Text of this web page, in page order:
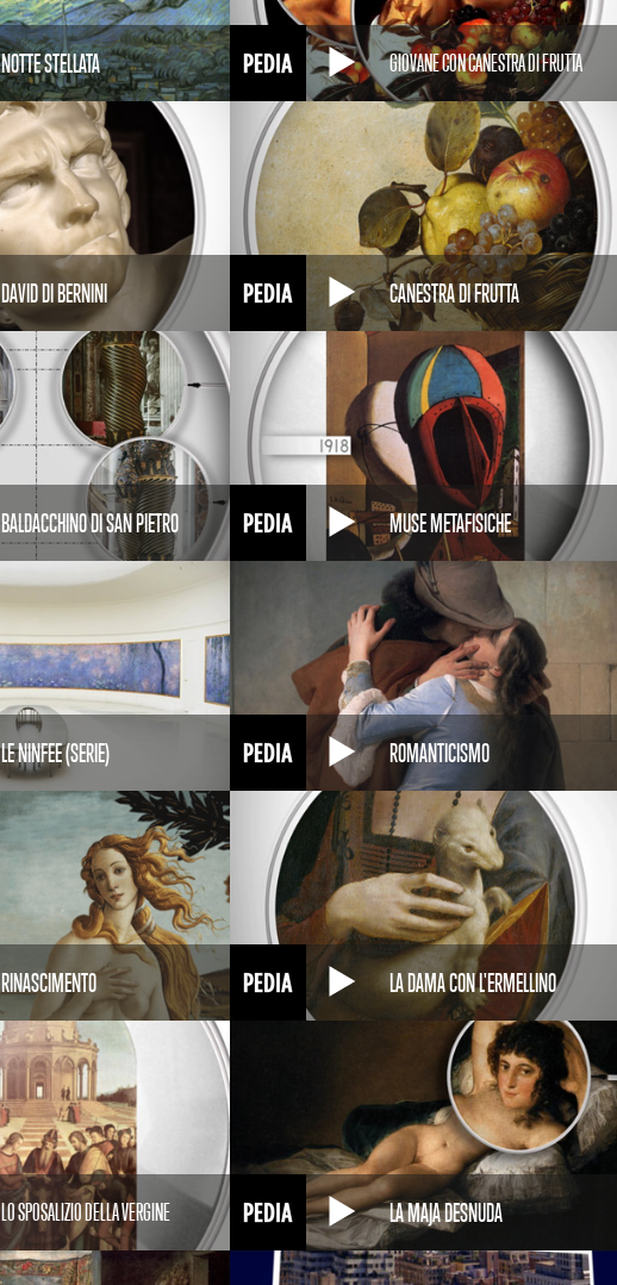
NOTTE STELLATA GIOVANE CON CANESTRA DI FRUTTA
DAVID DI BERNINI CANESTRA DI FRUTTA
BALDACCHINO DI SAN PIETRO MUSE METAFISICHE
LE NINFEE (SERIE) ROMANTICISMO
RINASCIMENTO LA DAMA CON L'ERMELLINO
LO SPOSALIZIO DELLA VERGINE LA MAJA DESNUDA